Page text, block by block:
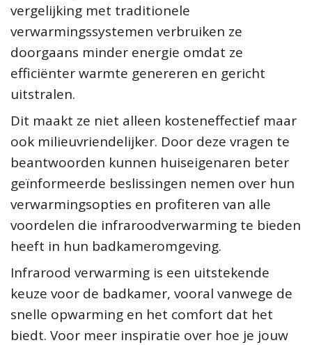
vergelijking met traditionele
verwarmingssystemen verbruiken ze
doorgaans minder energie omdat ze
efficiënter warmte genereren en gericht
uitstralen.
Dit maakt ze niet alleen kosteneffectief maar
ook milieuvriendelijker. Door deze vragen te
beantwoorden kunnen huiseigenaren beter
geïnformeerde beslissingen nemen over hun
verwarmingsopties en profiteren van alle
voordelen die infraroodverwarming te bieden
heeft in hun badkameromgeving.
Infrarood verwarming is een uitstekende
keuze voor de badkamer, vooral vanwege de
snelle opwarming en het comfort dat het
biedt. Voor meer inspiratie over hoe je jouw